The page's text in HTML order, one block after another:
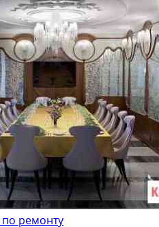
ремонту